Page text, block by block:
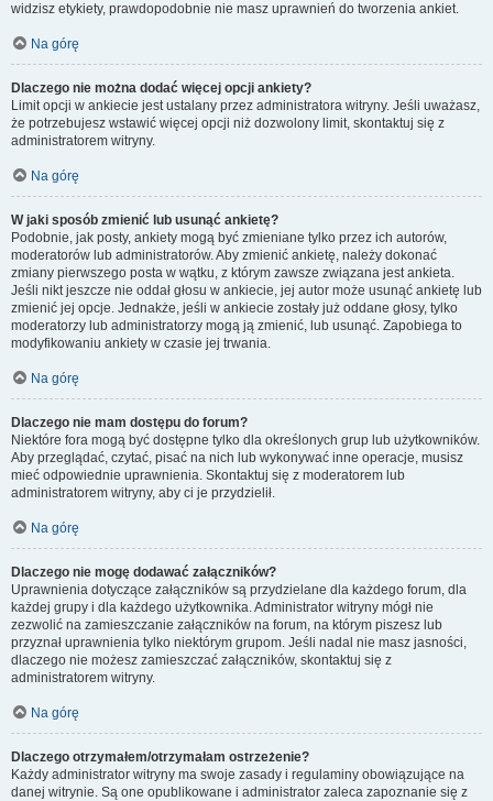
widzisz etykiety, prawdopodobnie nie masz uprawnień do tworzenia ankiet.
Na górę
Dlaczego nie można dodać więcej opcji ankiety?
Limit opcji w ankiecie jest ustalany przez administratora witryny. Jeśli uważasz,
że potrzebujesz wstawić więcej opcji niż dozwolony limit, skontaktuj się z
administratorem witryny.
Na górę
W jaki sposób zmienić lub usunąć ankietę?
Podobnie, jak posty, ankiety mogą być zmieniane tylko przez ich autorów,
moderatorów lub administratorów. Aby zmienić ankietę, należy dokonać
zmiany pierwszego posta w wątku, z którym zawsze związana jest ankieta.
Jeśli nikt jeszcze nie oddał głosu w ankiecie, jej autor może usunąć ankietę lub
zmienić jej opcje. Jednakże, jeśli w ankiecie zostały już oddane głosy, tylko
moderatorzy lub administratorzy mogą ją zmienić, lub usunąć. Zapobiega to
modyfikowaniu ankiety w czasie jej trwania.
Na górę
Dlaczego nie mam dostępu do forum?
Niektóre fora mogą być dostępne tylko dla określonych grup lub użytkowników.
Aby przeglądać, czytać, pisać na nich lub wykonywać inne operacje, musisz
mieć odpowiednie uprawnienia. Skontaktuj się z moderatorem lub
administratorem witryny, aby ci je przydzielił.
Na górę
Dlaczego nie mogę dodawać załączników?
Uprawnienia dotyczące załączników są przydzielane dla każdego forum, dla
każdej grupy i dla każdego użytkownika. Administrator witryny mógł nie
zezwolić na zamieszczanie załączników na forum, na którym piszesz lub
przyznał uprawnienia tylko niektórym grupom. Jeśli nadal nie masz jasności,
dlaczego nie możesz zamieszczać załączników, skontaktuj się z
administratorem witryny.
Na górę
Dlaczego otrzymałem/otrzymałam ostrzeżenie?
Każdy administrator witryny ma swoje zasady i regulaminy obowiązujące na
danej witrynie. Są one opublikowane i administrator zaleca zapoznanie się z